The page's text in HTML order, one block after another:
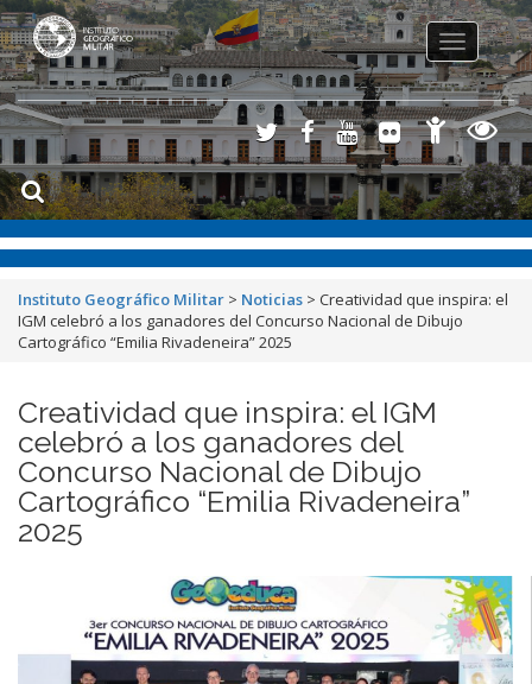
Toggle
navigation
Instituto Geográfico Militar > Noticias > Creatividad que inspira: el
IGM celebró a los ganadores del Concurso Nacional de Dibujo
Cartográfico “Emilia Rivadeneira” 2025
Creatividad que inspira: el IGM
celebró a los ganadores del
Concurso Nacional de Dibujo
Cartográfico “Emilia Rivadeneira”
2025